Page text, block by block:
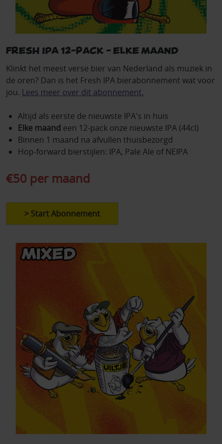
Fresh IPA 12-pack - elke maand
Klinkt het meest verse bier van Nederland als muziek in
de oren? Dan is het Fresh IPA bierabonnement wat voor
jou. Lees meer over dit abonnement.
Altijd als eerste de nieuwste IPA's in huis
Elke maand een 12-pack onze nieuwste IPA (44cl)
Binnen 1 maand na afvullen thuisbezorgd
Hop-forward bierstijlen: IPA, Pale Ale of NEIPA
€50 per maand
> Start Abonnement